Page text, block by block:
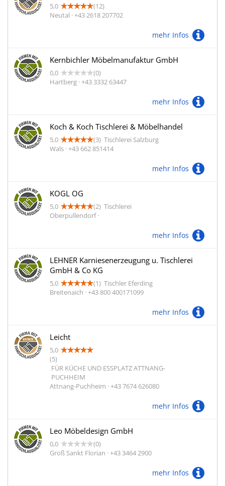
5,0
(12)
Neutal · +43 2618 207702
mehr Infos
Kernbichler Möbelmanufaktur GmbH
0,0
(0)
Hartberg · +43 3332 63447
mehr Infos
Koch & Koch Tischlerei & Möbelhandel
5,0 (3) Tischlerei Salzburg
Wals · +43 662 851414
mehr Infos
KOGL OG
5,0 (2) Tischlerei
Oberpullendorf ·
mehr Infos
LEHNER Karniesenerzeugung u. Tischlerei
GmbH & Co KG
5,0 (1) Tischler Eferding
Breitenaich · +43 800 400171099
mehr Infos
Leicht
5,0
(5)
FÜR KÜCHE UND ESSPLATZ ATTNANG-
PUCHHEIM
Attnang-Puchheim · +43 7674 626080
mehr Infos
Leo Möbeldesign GmbH
0,0
(0)
Groß Sankt Florian · +43 3464 2900
mehr Infos